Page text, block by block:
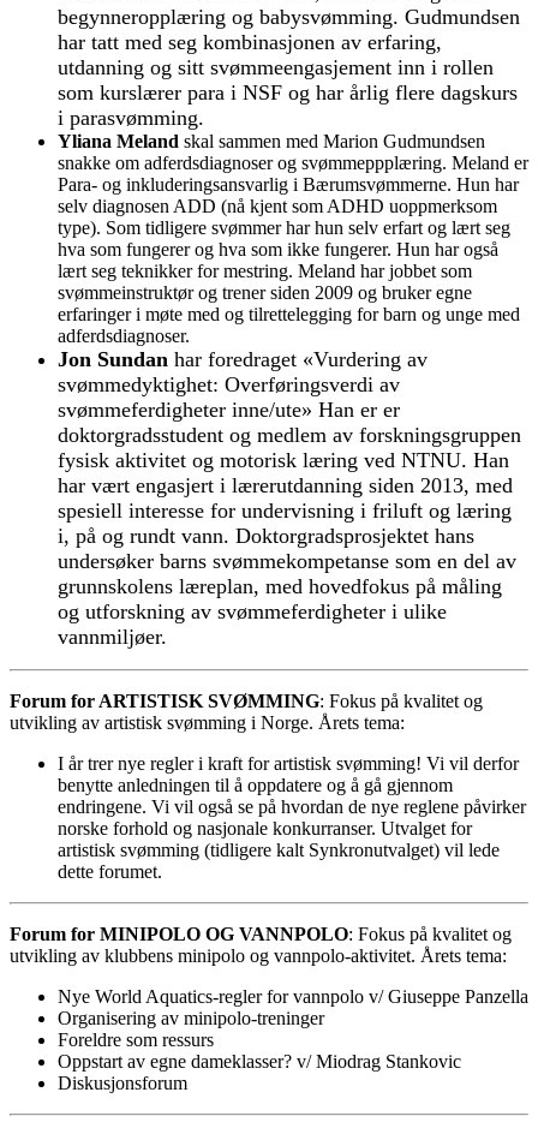
begynneropplæring og babysvømming. Gudmundsen
har tatt med seg kombinasjonen av erfaring,
utdanning og sitt svømmeengasjement inn i rollen
som kurslærer para i NSF og har årlig flere dagskurs
i parasvømming.
Yliana Meland skal sammen med Marion Gudmundsen
snakke om adferdsdiagnoser og svømmeppplæring. Meland er
Para- og inkluderingsansvarlig i Bærumsvømmerne. Hun har
selv diagnosen ADD (nå kjent som ADHD uoppmerksom
type). Som tidligere svømmer har hun selv erfart og lært seg
hva som fungerer og hva som ikke fungerer. Hun har også
lært seg teknikker for mestring. Meland har jobbet som
svømmeinstruktør og trener siden 2009 og bruker egne
erfaringer i møte med og tilrettelegging for barn og unge med
adferdsdiagnoser.
Jon Sundan har foredraget «Vurdering av
svømmedyktighet: Overføringsverdi av
svømmeferdigheter inne/ute» Han er er
doktorgradsstudent og medlem av forskningsgruppen
fysisk aktivitet og motorisk læring ved NTNU. Han
har vært engasjert i lærerutdanning siden 2013, med
spesiell interesse for undervisning i friluft og læring
i, på og rundt vann. Doktorgradsprosjektet hans
undersøker barns svømmekompetanse som en del av
grunnskolens læreplan, med hovedfokus på måling
og utforskning av svømmeferdigheter i ulike
vannmiljøer.
Forum for ARTISTISK SVØMMING: Fokus på kvalitet og
utvikling av artistisk svømming i Norge. Årets tema:
I år trer nye regler i kraft for artistisk svømming! Vi vil derfor
benytte anledningen til å oppdatere og å gå gjennom
endringene. Vi vil også se på hvordan de nye reglene påvirker
norske forhold og nasjonale konkurranser. Utvalget for
artistisk svømming (tidligere kalt Synkronutvalget) vil lede
dette forumet.
Forum for MINIPOLO OG VANNPOLO: Fokus på kvalitet og
utvikling av klubbens minipolo og vannpolo-aktivitet. Årets tema:
Nye World Aquatics-regler for vannpolo v/ Giuseppe Panzella
Organisering av minipolo-treninger
Foreldre som ressurs
Oppstart av egne dameklasser? v/ Miodrag Stankovic
Diskusjonsforum